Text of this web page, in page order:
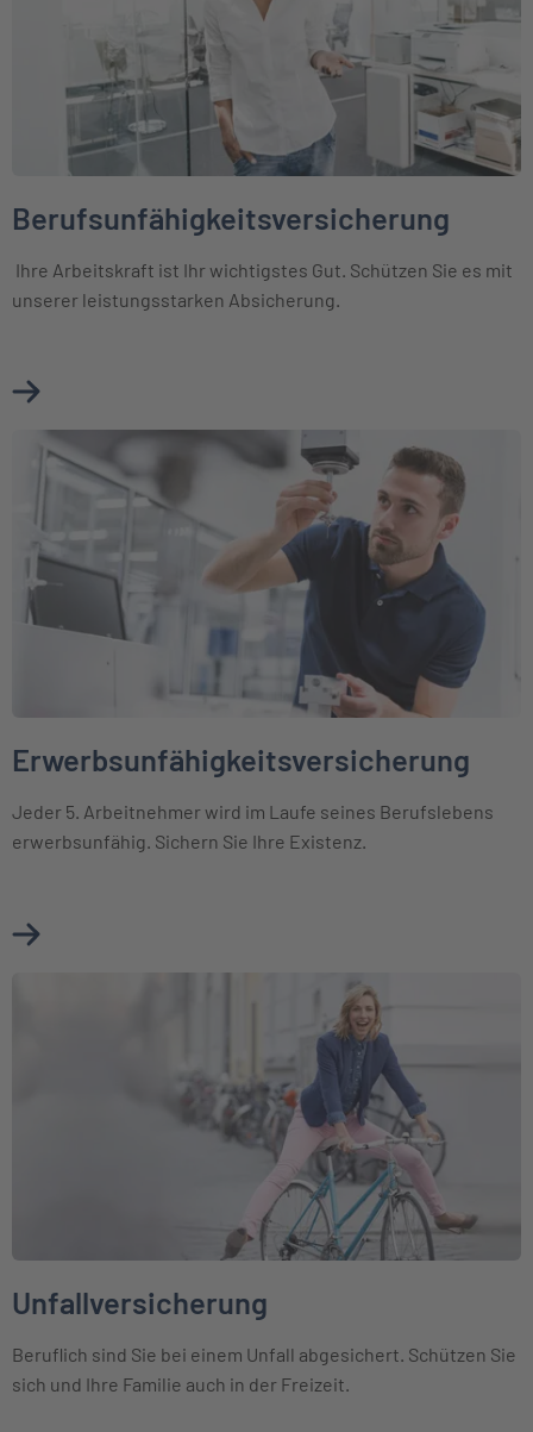
Berufsunfähigkeitsversicherung
Ihre Arbeitskraft ist Ihr wichtigstes Gut. Schützen Sie es mit
unserer leistungsstarken Absicherung.
Mehr über Berufsunfähigkeitsversicherung erfahren
Weiter zu Erwerbsunfähigkeitsversicherung
Erwerbsunfähigkeitsversicherung
Jeder 5. Arbeitnehmer wird im Laufe seines Berufslebens
erwerbsunfähig. Sichern Sie Ihre Existenz.
Mehr über Erwerbsunfähigkeitsversicherung erfahren
Unfallversicherung
Beruflich sind Sie bei einem Unfall abgesichert. Schützen Sie
sich und Ihre Familie auch in der Freizeit.